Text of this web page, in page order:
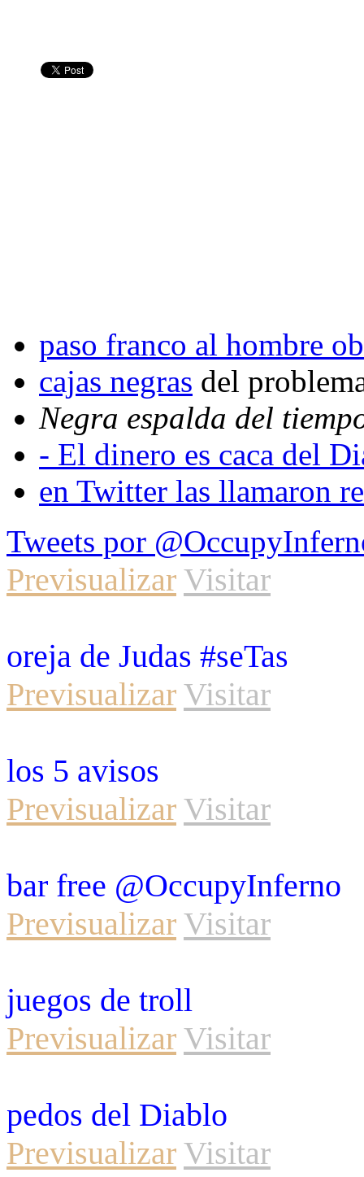
paso franco al hombre
cajas negras del
Negra espalda del
- El dinero es caca del
en Twitter las llamaron
Tweets por
Previsualizar Visitar
oreja de Judas #seTas
Previsualizar Visitar
los 5 avisos
Previsualizar Visitar
bar free @OccupyInferno
Previsualizar Visitar
juegos de troll
Previsualizar Visitar
pedos del Diablo
Previsualizar Visitar